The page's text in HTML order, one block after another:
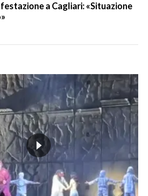
a Cagliari: «Situazione